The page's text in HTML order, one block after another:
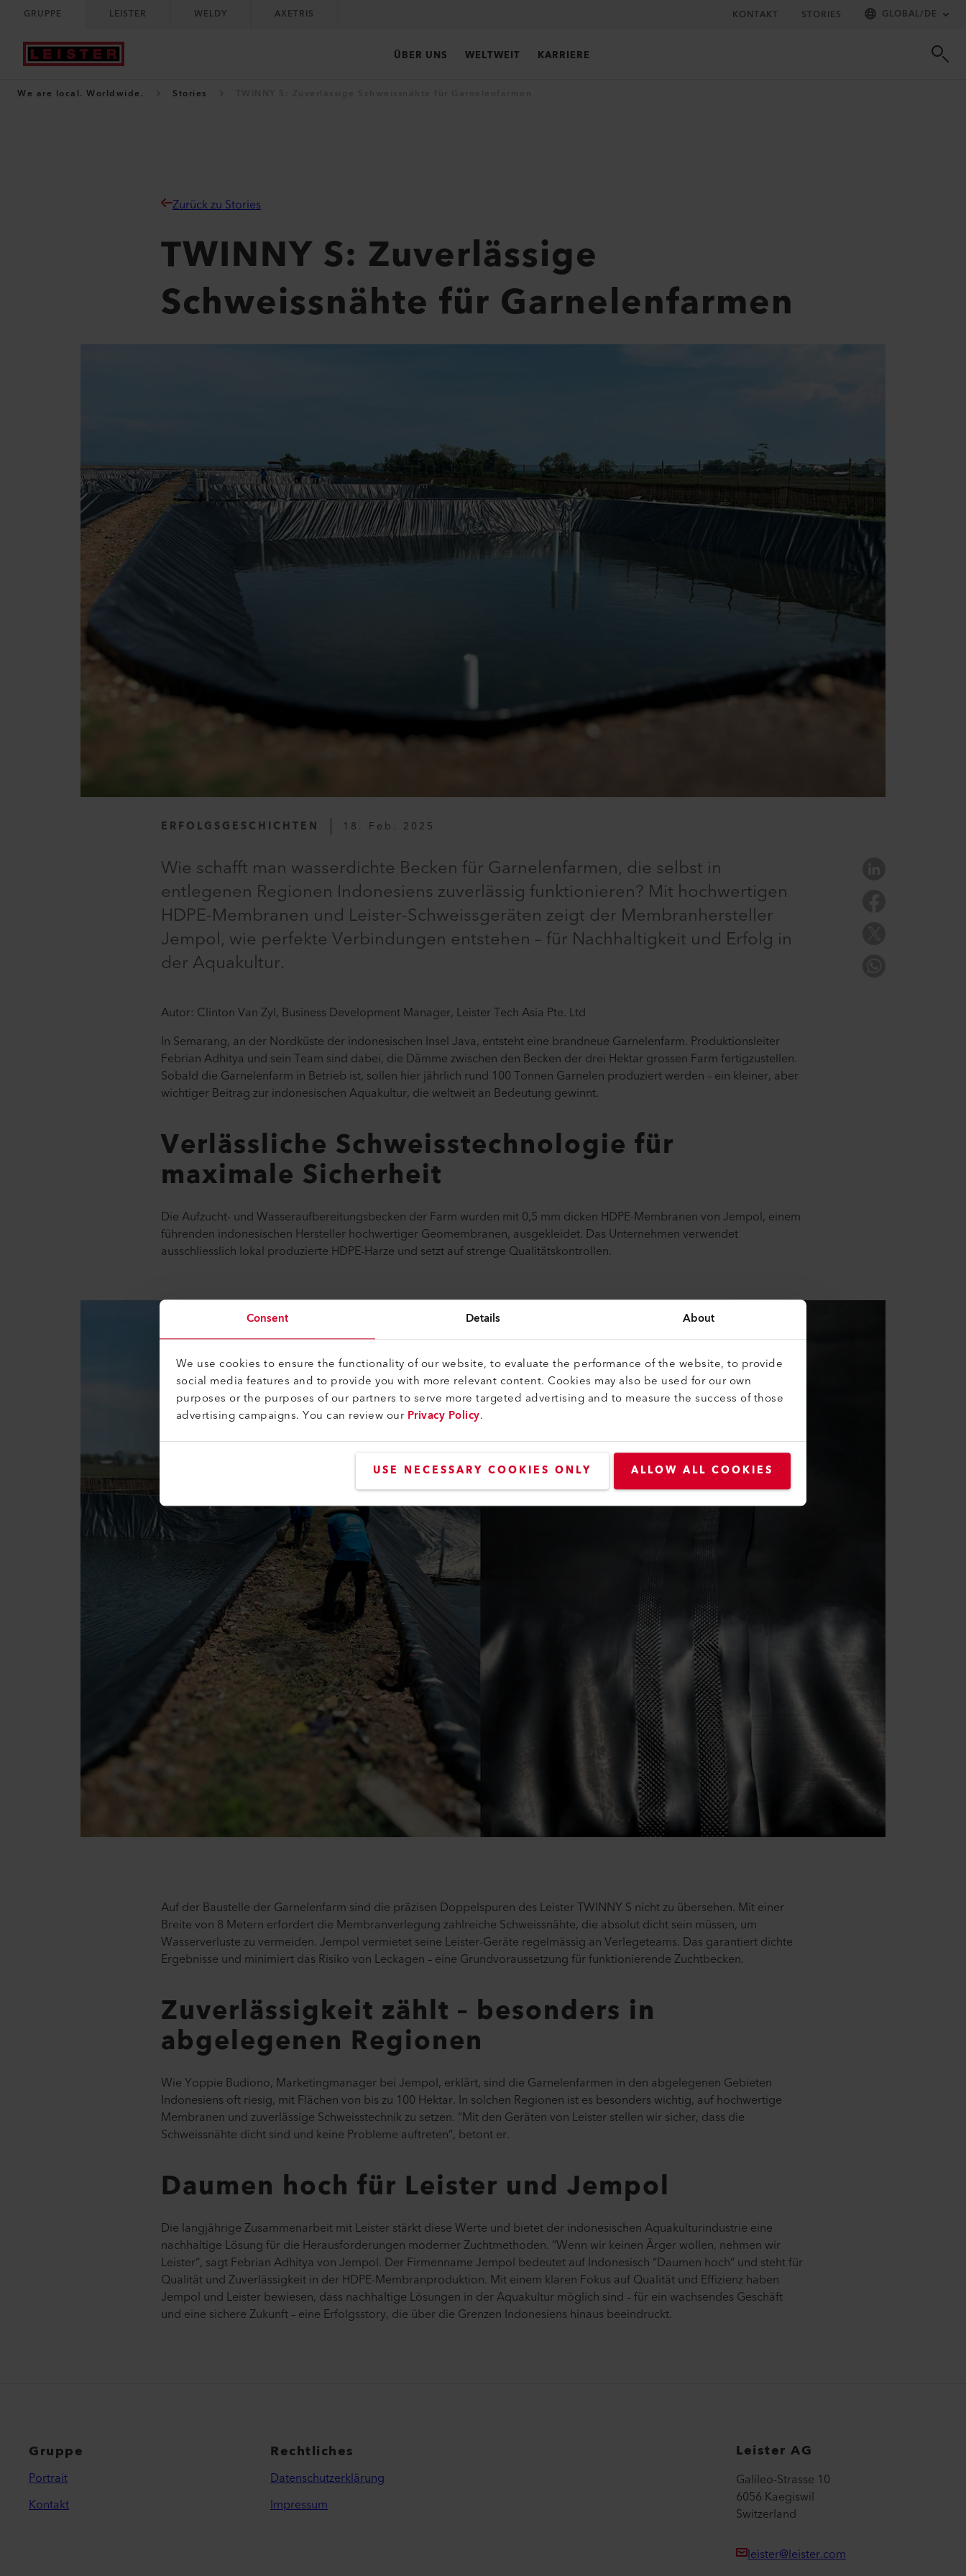
Consent Details About
We use cookies to ensure the functionality of our website, to evaluate the performance of the website, to provide
social media features and to provide you with more relevant content. Cookies may also be used for our own
purposes or the purposes of our partners to serve more targeted advertising and to measure the success of those
advertising campaigns. You can review ourPrivacy Policy.
USE NECESSARY COOKIES ONLY ALLOW ALL COOKIES
GRUPPE LEISTER WELDY AXETRIS KONTAKT STORIES GLOBAL/DE
ÜBER UNS WELTWEIT KARRIERE
We are local. Worldwide. Stories
Zurück zu Stories
TWINNY S: Zuverlässige
Schweissnähte für Garnelenfarmen
ERFOLGSGESCHICHTEN 18. Feb. 2025
Wie schafft man wasserdichte Becken für Garnelenfarmen, die selbst in
entlegenen Regionen Indonesiens zuverlässig funktionieren? Mit hochwertigen
HDPE-Membranen und Leister-Schweissgeräten zeigt der Membranhersteller
Jempol, wie perfekte Verbindungen entstehen – für Nachhaltigkeit und Erfolg in
der Aquakultur.
Autor: Clinton Van Zyl, Business Development Manager, Leister Tech Asia Pte. Ltd
In Semarang, an der Nordküste der indonesischen Insel Java, entsteht eine brandneue Garnelenfarm. Produktionsleiter
Febrian Adhitya und sein Team sind dabei, die Dämme zwischen den Becken der drei Hektar grossen Farm fertigzustellen.
Sobald die Garnelenfarm in Betrieb ist, sollen hier jährlich rund 100 Tonnen Garnelen produziert werden – ein kleiner, aber
wichtiger Beitrag zur indonesischen Aquakultur, die weltweit an Bedeutung gewinnt.
Verlässliche Schweisstechnologie für
maximale Sicherheit
Die Aufzucht- und Wasseraufbereitungsbecken der Farm wurden mit 0,5 mm dicken HDPE-Membranen von Jempol, einem
führenden indonesischen Hersteller hochwertiger Geomembranen, ausgekleidet. Das Unternehmen verwendet
ausschliesslich lokal produzierte HDPE-Harze und setzt auf strenge Qualitätskontrollen.
Auf der Baustelle der Garnelenfarm sind die präzisen Doppelspuren des Leister TWINNY S nicht zu übersehen. Mit einer
Breite von 8 Metern erfordert die Membranverlegung zahlreiche Schweissnähte, die absolut dicht sein müssen, um
Wasserverluste zu vermeiden. Jempol vermietet seine Leister-Geräte regelmässig an Verlegeteams. Das garantiert dichte
Ergebnisse und minimiert das Risiko von Leckagen – eine Grundvoraussetzung für funktionierende Zuchtbecken.
Zuverlässigkeit zählt – besonders in
abgelegenen Regionen
Wie Yoppie Budiono, Marketingmanager bei Jempol, erklärt, sind die Garnelenfarmen in den abgelegenen Gebieten
Indonesiens oft riesig, mit Flächen von bis zu 100 Hektar. In solchen Regionen ist es besonders wichtig, auf hochwertige
Membranen und zuverlässige Schweisstechnik zu setzen. “Mit den Geräten von Leister stellen wir sicher, dass die
Schweissnähte dicht sind und keine Probleme auftreten“, betont er.
Daumen hoch für Leister und Jempol
Die langjährige Zusammenarbeit mit Leister stärkt diese Werte und bietet der indonesischen Aquakulturindustrie eine
nachhaltige Lösung für die Herausforderungen moderner Zuchtmethoden. “Wenn wir keinen Ärger wollen, nehmen wir
Leister“, sagt Febrian Adhitya von Jempol. Der Firmenname Jempol bedeutet auf Indonesisch “Daumen hoch“ und steht für
Qualität und Zuverlässigkeit in der HDPE-Membranproduktion. Mit einem klaren Fokus auf Qualität und Effizienz haben
Jempol und Leister bewiesen, dass nachhaltige Lösungen in der Aquakultur möglich sind – für ein wachsendes Geschäft
und eine sichere Zukunft – eine Erfolgsstory, die über die Grenzen Indonesiens hinaus beeindruckt.
Gruppe
Portrait
Kontakt
Rechtliches
Datenschutzerklärung
Impressum
Leister AG
Galileo-Strasse 10
6056 Kaegiswil
Switzerland
leister@leister.com